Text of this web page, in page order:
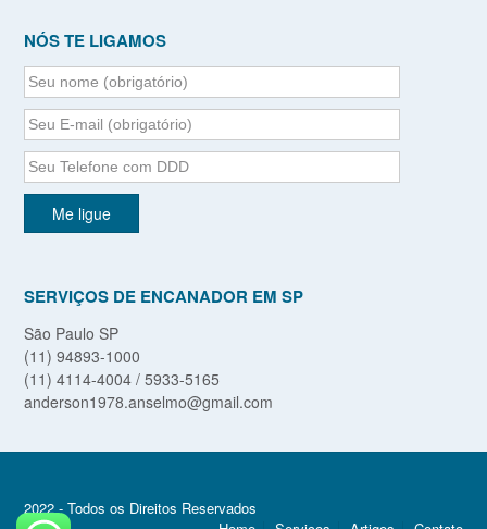
NÓS TE LIGAMOS
SERVIÇOS DE ENCANADOR EM SP
São Paulo SP
(11) 94893-1000
(11) 4114-4004 / 5933-5165
anderson1978.anselmo@gmail.com
2022 - Todos os Direitos Reservados